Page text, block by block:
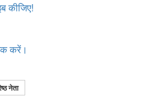
कीजिए!
करें।
नेता